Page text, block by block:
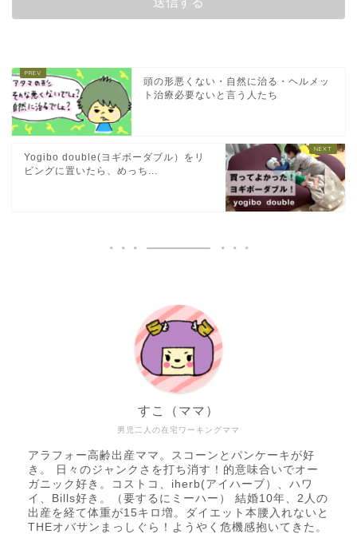
頭の形悪くない・自然に治る・ヘルメッ
ト治療必要ないと言う人たち
Yogibo double(ヨギボーダブル）をリ
ビングに置いたら、めっち...
男児二人の在宅ワーキングママ
すこ（ママ）
アラフォー高齢出産ママ。スコーンとパンケーキが好
き。 日々のジャンクさを打ち消す！的意味合いでオー
ガニック好き。コストコ、iherb(アイハーブ）、ハワ
イ、Bills好き。（要するにミーハー） 結婚10年、2人の
出産を経て体重が15キロ増。ダイエット本腰入れないと
THEオバサンまっしぐら！ようやく危機感抱いてきた。